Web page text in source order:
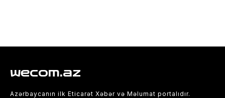
wecom.az
Azərbaycanın ilk Eticarət Xəbər və Məlumat portalıdır.